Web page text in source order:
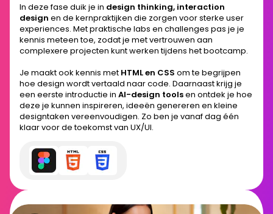
In deze fase duik je in design thinking, interaction
design en de kernpraktijken die zorgen voor sterke user
experiences. Met praktische labs en challenges pas je je
kennis meteen toe, zodat je met vertrouwen aan
complexere projecten kunt werken tijdens het bootcamp.
Je maakt ook kennis met HTML en CSS om te begrijpen
hoe design wordt vertaald naar code. Daarnaast krijg je
een eerste introductie in AI-design toolsen ontdek je hoe
deze je kunnen inspireren, ideeën genereren en kleine
designtaken vereenvoudigen. Zo ben je vanaf dag één
klaar voor de toekomst van UX/UI.